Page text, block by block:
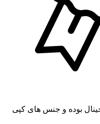
بوده و جنس های کپی